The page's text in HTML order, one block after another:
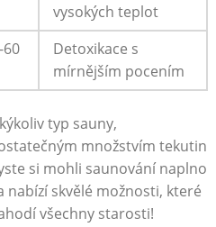
vysokých teplot
60
Detoxikace s
mírnějším pocením
typ sauny,
množstvím tekutin
si mohli saunování naplno
skvělé možnosti, které
všechny starosti!